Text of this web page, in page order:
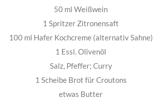
50 ml Weißwein
1 Spritzer Zitronensaft
100 ml Hafer Kochcreme (alternativ Sahne)
1 Essl. Olivenöl
Salz, Pfeffer; Curry
1 Scheibe Brot für Croutons
etwas Butter